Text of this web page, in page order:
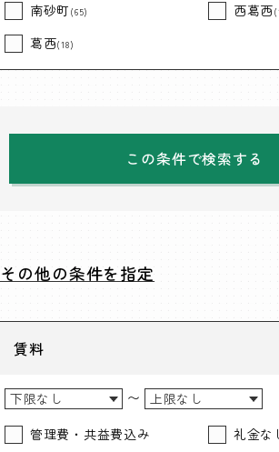
南砂町 (65) 西葛西
葛西(18)
この条件で検索する
その他の条件を指定
賃料
〜
管理費・共益費込み
礼金な